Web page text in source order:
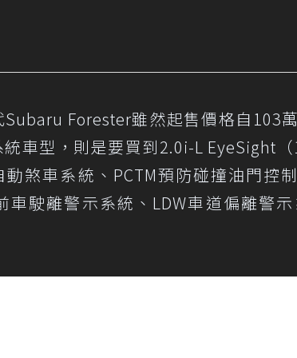
Subaru Forester雖然起售價格自103
統車型，則是要買到2.0i-L EyeSight
煞車系統、PCTM預防碰撞油門控
車駛離警示系統、LDW車道偏離警